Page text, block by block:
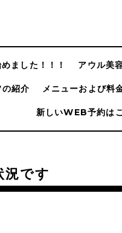
ました！！！ アウル美
紹介 メニューおよび料
新しいWEB予約は
況です